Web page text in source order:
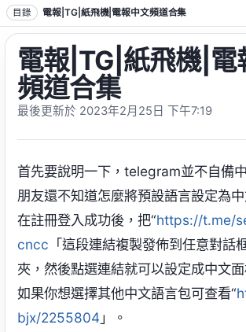
跳到正文
目錄 電報|TG|紙飛機|電報中文頻道合集
電報|TG|紙飛機|電
頻道合集
最後更新於 2023年2月25日 下午7:19
首先要說明一下，telegram並不自備
朋友還不知道怎麼將預設語言設定為中
在註冊登入成功後，把“https://t.me/
cncc 「這段連結複製發佈到任意對話
夾，然後點選連結就可以設定成中文面
如果你想選擇其他中文語言包可查看“
bjx/2255804 」。